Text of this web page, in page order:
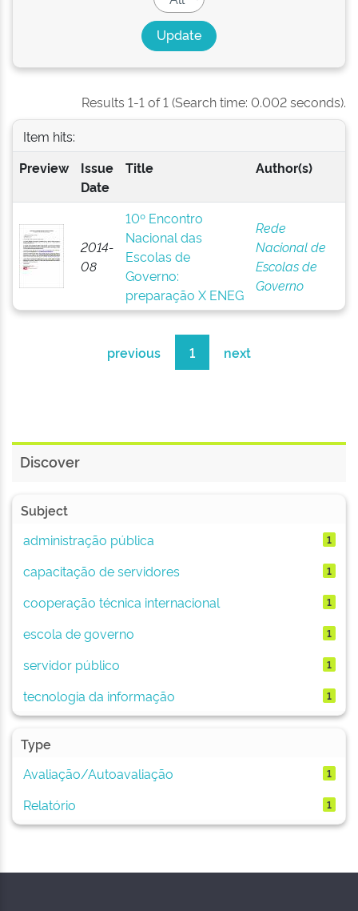
Results 1-1 of 1 (Search time: 0.002 seconds).
Item hits:
Preview
Issue
Date
Title Author(s)
2014-
08
10º Encontro
Nacional das
Escolas de
Governo:
preparação X ENEG
Rede
Nacional de
Escolas de
Governo
previous 1 next
Discover
Subject
administração pública
1
capacitação de servidores 1
cooperação técnica internacional 1
escola de governo 1
servidor público 1
tecnologia da informação 1
Type
Avaliação/Autoavaliação
1
Relatório 1